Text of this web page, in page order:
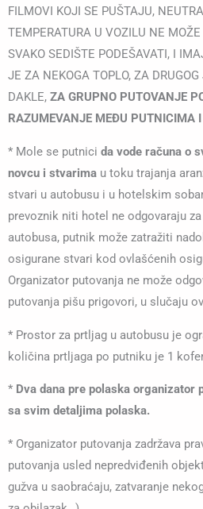
FILMOVI KOJI SE PUŠTAJU,
TEMPERATURA U VOZILU NE
SVAKO SEDIŠTE PODEŠAVATI, I
JE ZA NEKOGA TOPLO, ZA
DAKLE, ZA GRUPNO PUTOVANJE
RAZUMEVANJE MEĐU PUTNICIMA
* Mole se putnici da vode računa o
novcu i stvarima u toku trajanja
stvari u autobusu i u hotelskim
prevoznik niti hotel ne odgovaraju
autobusa, putnik može zatražiti
osigurane stvari kod ovlašćenih
Organizator putovanja ne može
putovanja pišu prigovori, u slučaju
* Prostor za prtljag u autobusu je
količina prtljaga po putniku je 1
* Dva dana pre polaska organizator
sa svim detaljima polaska.
* Organizator putovanja zadržava
putovanja usled nepredviđenih
gužva u saobraćaju, zatvaranje